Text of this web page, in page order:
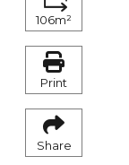
106m²
Print
Share